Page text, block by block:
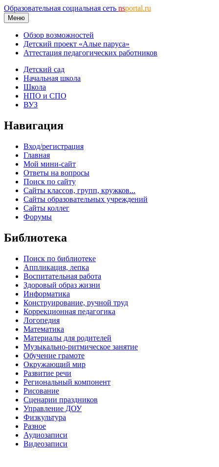
Образовательная социальная сеть nsportal.ru
Меню
Обзор возможностей
Детский проект «Алые паруса»
Аттестация педагогических работников
Детский сад
Начальная школа
Школа
НПО и СПО
ВУЗ
Навигация
Вход/регистрация
Главная
Мой мини-сайт
Ответы на вопросы
Поиск по сайту
Сайты классов, групп, кружков...
Сайты образовательных учреждений
Сайты коллег
Форумы
Библиотека
Поиск по библиотеке
Аппликация, лепка
Воспитательная работа
Здоровый образ жизни
Информатика
Конструирование, ручной труд
Коррекционная педагогика
Логопедия
Математика
Материалы для родителей
Музыкально-ритмическое занятие
Обучение грамоте
Окружающий мир
Развитие речи
Региональный компонент
Рисование
Сценарии праздников
Управление ДОУ
Физкультура
Разное
Аудиозаписи
Видеозаписи